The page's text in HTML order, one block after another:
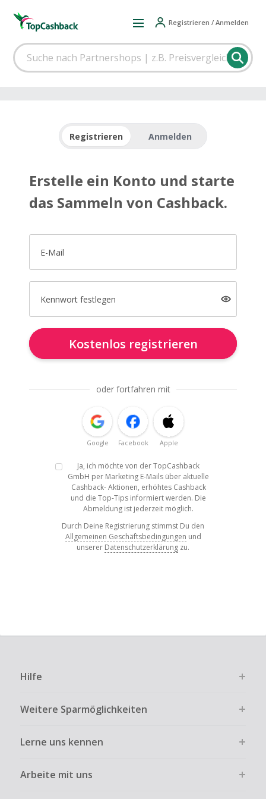
Registrieren / Anmelden
Registrieren Anmelden
Erstelle ein Konto und starte
das Sammeln von Cashback.
E-Mail
Kennwort festlegen
Kostenlos registrieren
oder fortfahren mit
Google Facebook Apple
Ja, ich möchte von der TopCashback
GmbH per Marketing E-Mails über aktuelle
Cashback- Aktionen, erhöhtes Cashback
und die Top-Tips informiert werden. Die
Abmeldung ist jederzeit möglich.
Durch Deine Registrierung stimmst Du den
Allgemeinen Geschäftsbedingungen und
unserer Datenschutzerklärung zu.
Hilfe
Weitere Sparmöglichkeiten
Lerne uns kennen
Arbeite mit uns